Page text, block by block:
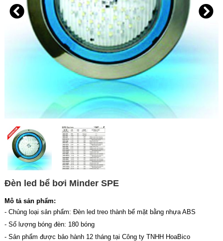
Đèn led bể bơi Minder SPE
Mô tả sản phẩm:
- Chủng loại sản phẩm: Đèn led treo thành bể mặt bằng nhựa ABS
- Số lượng bóng đèn: 180 bóng
- Sản phẩm được bảo hành 12 tháng tại Công ty TNHH HoaBico